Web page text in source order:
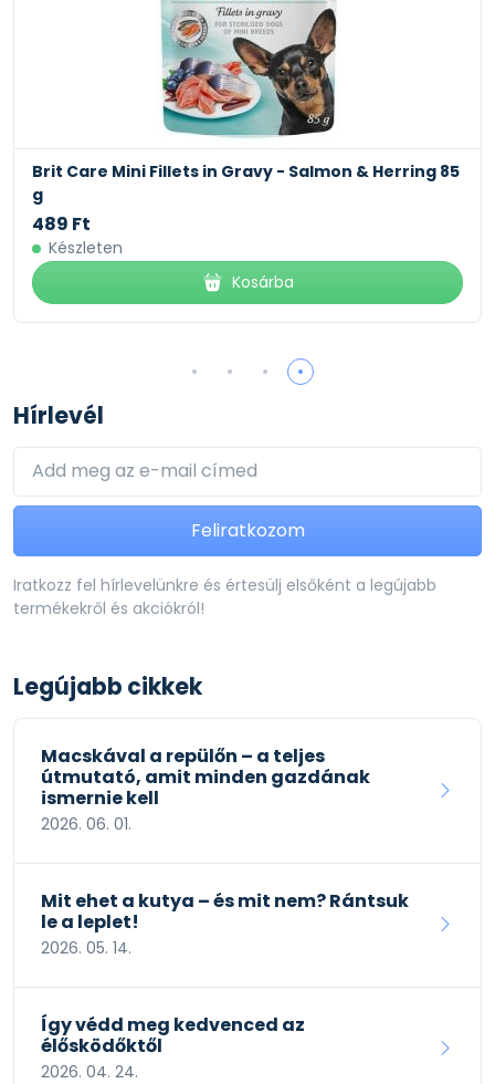
Royal Canin Dachshund Adult - Tacskó felnőtt
5 999 Ft
Készleten
Kosárba
Hírlevél
Feliratkozom
Iratkozz fel hírlevelünkre és értesülj elsőként a legújabb
termékekről és akciókról!
Legújabb cikkek
Macskával a repülőn – a teljes
útmutató, amit minden gazdának
ismernie kell
2026. 06. 01.
Mit ehet a kutya – és mit nem? Rántsuk
le a leplet!
2026. 05. 14.
Így védd meg kedvenced az
élősködőktől
2026. 04. 24.